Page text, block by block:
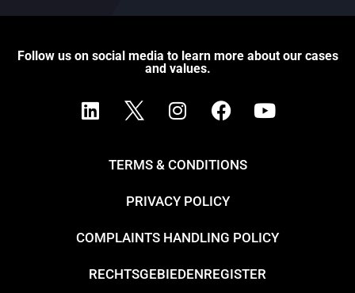
Follow us on social media to learn more about our cases
and values.
TERMS & CONDITIONS
PRIVACY POLICY
COMPLAINTS HANDLING POLICY
RECHTSGEBIEDENREGISTER